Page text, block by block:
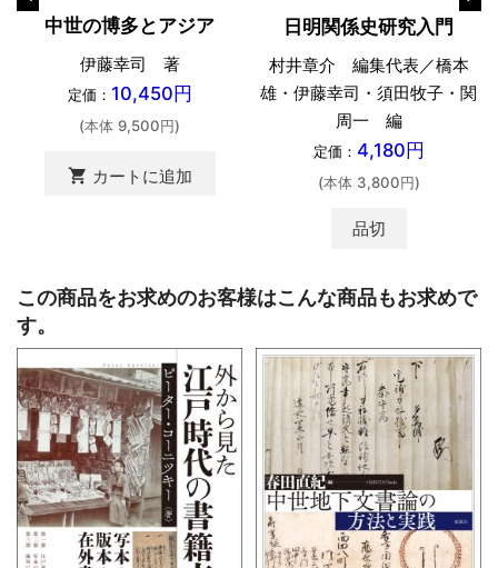
中世の博多とアジア
伊藤幸司 著
定価： 10,450円
(本体 9,500円)
shopping_cart カートに追加
日明関係史研究入門
村井章介 編集代表／橋本
雄・伊藤幸司・須田牧子・関
周一 編
定価： 4,180円
(本体 3,800円)
品切
この商品をお求めのお客様はこんな商品もお求めで
す。